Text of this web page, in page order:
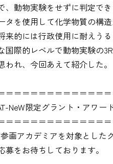
、動物実験をせずに判定で
タを使用して化学物質の構
来的には行政使用に耐えう
国際的レベルで動物実験の
われ、今回あえて紹介した。
＝＝＝＝＝＝＝＝＝＝＝＝
NeW限定グラント・アワー
＝＝＝＝＝＝＝＝＝＝＝＝
画アカデミアを対象とした
募をお待ちしております。